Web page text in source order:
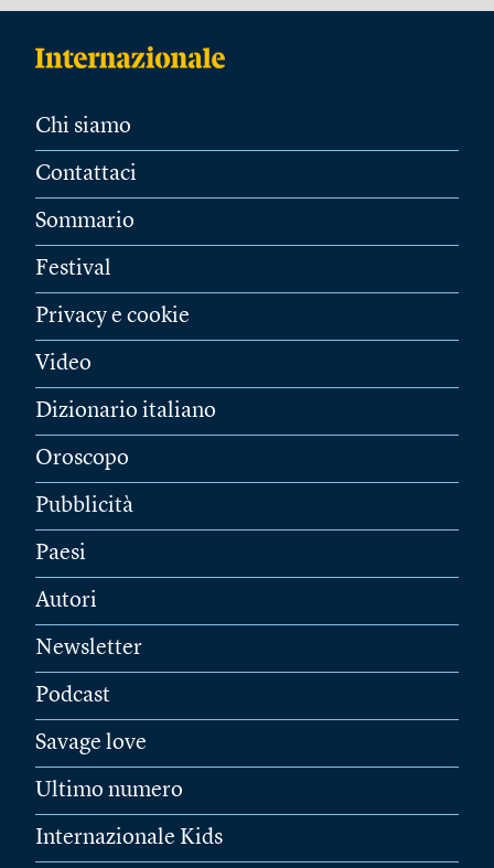
Chi siamo
Contattaci
Sommario
Festival
Privacy e cookie
Video
Dizionario italiano
Oroscopo
Pubblicità
Paesi
Autori
Newsletter
Podcast
Savage love
Ultimo numero
Internazionale Kids